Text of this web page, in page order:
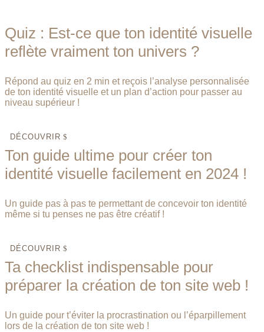
Quiz : Est-ce que ton identité visuelle
reflète vraiment ton univers ?
Répond au quiz en 2 min et reçois l’analyse personnalisée
de ton identité visuelle et un plan d’action pour passer au
niveau supérieur !
DÉCOUVRIR
Ton guide ultime pour créer ton
identité visuelle facilement en 2024 !
Un guide pas à pas te permettant de concevoir ton identité
même si tu penses ne pas être créatif !
DÉCOUVRIR
Ta checklist indispensable pour
préparer la création de ton site web !
Un guide pour t’éviter la procrastination ou l’éparpillement
lors de la création de ton site web !